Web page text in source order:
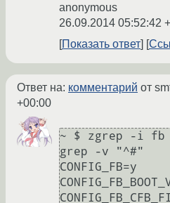
anonymous
26.09.2014 05:52:42
Показать ответ
Ответ на: комментарий от
+00:00
~ $ zgrep -i fb
grep -v "^#"
CONFIG_FB=y